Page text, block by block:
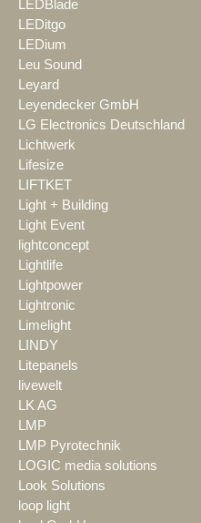
LEDBlade
LEDitgo
LEDium
Leu Sound
Leyard
Leyendecker GmbH
LG Electronics Deutschland
Lichtwerk
Lifesize
LIFTKET
Light + Building
Light Event
lightconcept
Lightlife
Lightpower
Lightronic
Limelight
LINDY
Litepanels
livewelt
LK AG
LMP
LMP Pyrotechnik
LOGIC media solutions
Look Solutions
loop light